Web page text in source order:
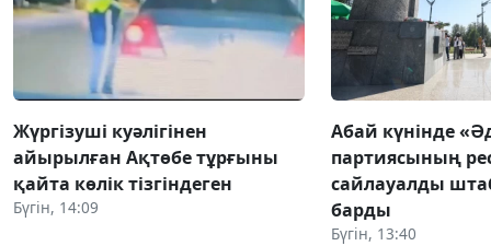
Жүргізуші куәлігінен
айырылған Ақтөбе тұрғыны
қайта көлік тізгіндеген
Бүгін, 14:09
Абай күнінде
партиясының
сайлауалды
барды
Бүгін, 13:40